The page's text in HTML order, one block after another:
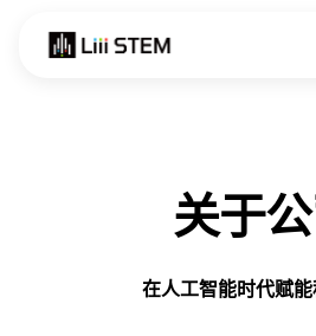
关于
在人工智能时代赋